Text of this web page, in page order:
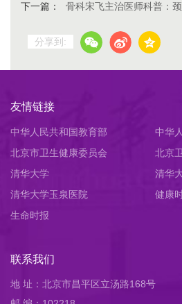
下一篇： 骨科宋飞主治医师科普：
分享到:
友情链接
中华人民共和国教育部
中华
员会
北京市卫生健康委员会
北京
清华大学
清华
清华大学玉泉医院
健康
生命时报
联系我们
地 址：北京市昌平区立汤路168号